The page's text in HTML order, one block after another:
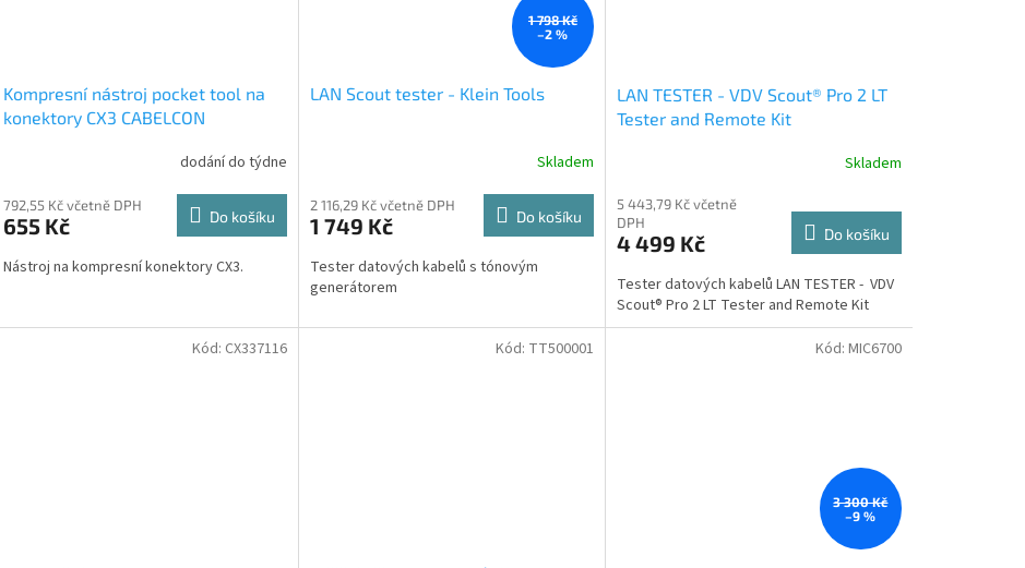
Kompresní nástroj pocket tool na
konektory CX3 CABELCON
dodání do týdne
792,55 Kč včetně DPH
655 Kč Do košíku
Nástroj na kompresní konektory CX3.
1 798 Kč
–2 %
LAN Scout tester - Klein Tools
Skladem
2 116,29 Kč včetně DPH
1 749 Kč Do košíku
Tester datových kabelů s tónovým
generátorem
LAN TESTER - VDV Scout® Pro 2 LT
Tester and Remote Kit
Skladem
5 443,79 Kč včetně
DPH
4 499 Kč Do košíku
Tester datových kabelů LAN TESTER - VDV
Scout® Pro 2 LT Tester and Remote Kit
Kód: CX337116 Kód: TT500001
3 300 Kč
–9 %
Kód: MIC6700